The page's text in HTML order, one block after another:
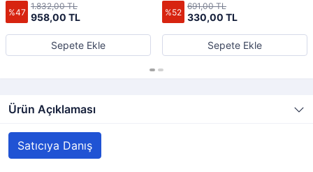
%47 958,00 TL
1.832,00 TL
Sepete Ekle
%52 330,00 TL
691,00 TL
Sepete Ekle
Ürün Açıklaması
Satıcıya Danış